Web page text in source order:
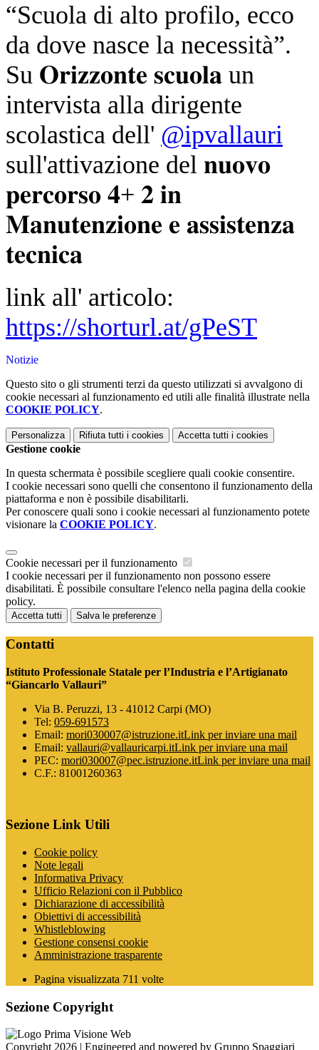
“Scuola di alto profilo, ecco
da dove nasce la necessità”.
Su 𝐎𝐫𝐢𝐳𝐳𝐨𝐧𝐭𝐞 𝐬𝐜𝐮𝐨𝐥𝐚 un
intervista alla dirigente
scolastica dell' @ipvallauri
sull'attivazione del 𝐧𝐮𝐨𝐯𝐨
𝐩𝐞𝐫𝐜𝐨𝐫𝐬𝐨 𝟒+ 𝟐 𝐢𝐧
𝐌𝐚𝐧𝐮𝐭𝐞𝐧𝐳𝐢𝐨𝐧𝐞 𝐞 𝐚𝐬𝐬𝐢𝐬𝐭𝐞𝐧𝐳𝐚
𝐭𝐞𝐜𝐧𝐢𝐜𝐚
link all' articolo:
https://shorturl.at/gPeST
Notizie
Questo sito o gli strumenti terzi da questo utilizzati si avvalgono di
cookie necessari al funzionamento ed utili alle finalità illustrate nella
COOKIE POLICY.
Personalizza Rifiuta tutti i cookies Accetta tutti i cookies
Gestione cookie
In questa schermata è possibile scegliere quali cookie consentire.
I cookie necessari sono quelli che consentono il funzionamento della
piattaforma e non è possibile disabilitarli.
Per conoscere quali sono i cookie necessari al funzionamento potete
visionare la COOKIE POLICY.
Cookie necessari per il funzionamento
I cookie necessari per il funzionamento non possono essere
disabilitati. È possibile consultare l'elenco nella pagina della cookie
policy.
Accetta tutti Salva le preferenze
Contatti
Istituto Professionale Statale per l’Industria e l’Artigianato
“Giancarlo Vallauri”
Via B. Peruzzi, 13 - 41012 Carpi (MO)
Tel: 059-691573
Email: mori030007@istruzione.itLink per inviare una mail
Email: vallauri@vallauricarpi.itLink per inviare una mail
PEC: mori030007@pec.istruzione.itLink per inviare una mail
C.F.: 81001260363
Sezione Link Utili
Cookie policy
Note legali
Informativa Privacy
Ufficio Relazioni con il Pubblico
Dichiarazione di accessibilità
Obiettivi di accessibilità
Whistleblowing
Gestione consensi cookie
Amministrazione trasparente
Pagina visualizzata 711 volte
Sezione Copyright
Copyright 2026 | Engineered and powered by Gruppo Spaggiari